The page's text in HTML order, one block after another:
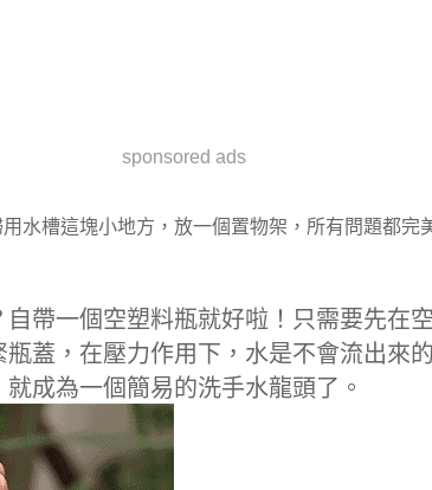
sponsored ads
水槽這塊小地方，放一個置物架，所有問題都完
帶一個空塑料瓶就好啦！只需要先在
蓋，在壓力作用下，水是不會流出來
成為一個簡易的洗手水龍頭了。